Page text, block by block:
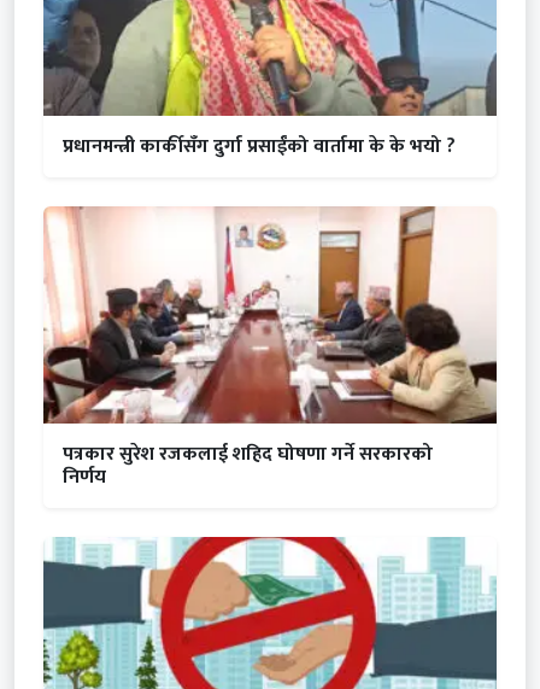
प्रधानमन्त्री कार्कीसँग दुर्गा प्रसाईंको वार्तामा के के भयो ?
पत्रकार सुरेश रजकलाई शहिद घोषणा गर्ने सरकारको
निर्णय